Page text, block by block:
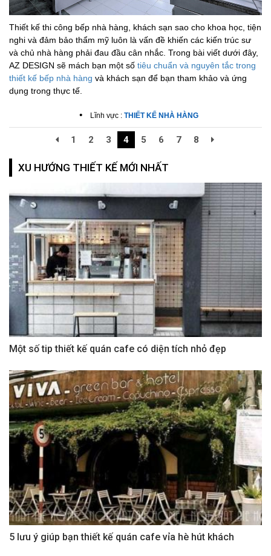
Thiết kế thi công bếp nhà hàng, khách sạn sao cho khoa học, tiện
nghi và đảm bảo thẩm mỹ luôn là vấn đề khiến các kiến trúc sư
và chủ nhà hàng phải đau đầu cân nhắc. Trong bài viết dưới đây,
AZ DESIGN sẽ mách bạn một số tiêu chuẩn và nguyên tắc trong
thiết kế bếp nhà hàng và khách sạn để bạn tham khảo và ứng
dụng trong thực tế.
• Lĩnh vực : THIẾT KẾ NHÀ HÀNG
1 2 3 4 5 6 7 8
XU HƯỚNG THIẾT KẾ MỚI NHẤT
Một số tip thiết kế quán cafe có diện tích nhỏ đẹp
5 lưu ý giúp bạn thiết kế quán cafe vỉa hè hút khách